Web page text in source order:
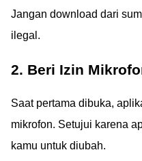
Jangan download dari
ilegal.
2. Beri Izin
Saat pertama dibuka,
mikrofon. Setujui karena
kamu untuk diubah.